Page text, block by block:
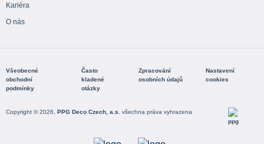
Kariéra
O nás
Všeobecné
obchodní
podmínky
Často
kladené
otázky
Zpracování
osobních údajů
Nastavení
cookies
Copyright © 2026, PPG Deco Czech, a.s. všechna práva vyhrazena